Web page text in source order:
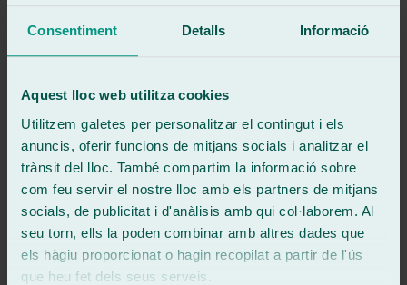
Consentiment Detalls Informació
Aquest lloc web utilitza cookies
Utilitzem galetes per personalitzar el contingut i els
anuncis, oferir funcions de mitjans socials i analitzar el
trànsit del lloc. També compartim la informació sobre
com feu servir el nostre lloc amb els partners de mitjans
socials, de publicitat i d'anàlisis amb qui col·laborem. Al
seu torn, ells la poden combinar amb altres dades que
els hàgiu proporcionat o hagin recopilat a partir de l'ús
que heu fet dels seus serveis.
Excel·lent tracte i servei. Canvi d'un parabrises d'un dia per l'altre.
antonio rodriguez pradas
Ressenya de
Google
/5 · Fa 2 setmanes
Veure ressenya
Muy atentos!
Buena atención por parte de Felipe
Veure ressenya
MR
mireia ridaura